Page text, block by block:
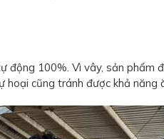
100%. Vì vây, sản phẩm
cũng tránh được khả năng